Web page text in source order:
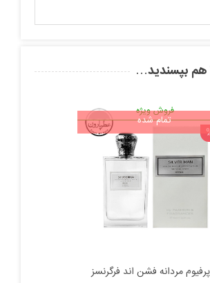
هم بپسندید…
فروش ویژه
تمام شده
مردانه فشن اند فرگرنسز